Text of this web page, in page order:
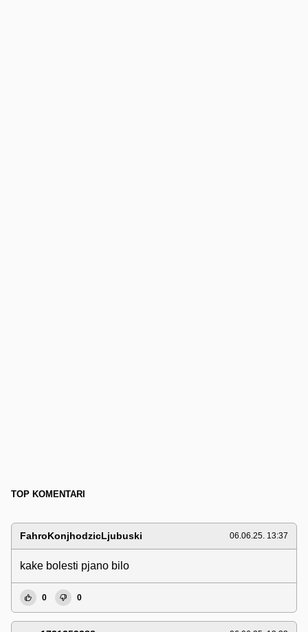
TOP KOMENTARI
FahroKonjhodzicLjubuski 06.06.25. 13:37
kake bolesti pjano bilo
0 0